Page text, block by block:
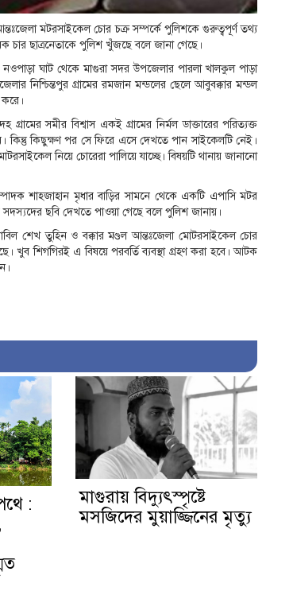
মটরসাইকেল চোর চক্র সম্পর্কে পুলিশকে গুরুত্বপূর্ণ তথ্য
চার ছাত্রনেতাকে পুলিশ খুঁজছে বলে জানা গেছে।
ঘাট থেকে মাগুরা সদর উপজেলার পারলা খালকুল পাড়া
নিশ্চিন্তপুর গ্রামের রমজান মন্ডলের ছেলে আবুবক্কার মন্ডল
সমীর বিশ্বাস একই গ্রামের নির্মল ডাক্তারের পরিত্যক্ত
কিন্তু কিছুক্ষণ পর সে ফিরে এসে দেখতে পান সাইকেলটি নেই।
নিয়ে চোরেরা পালিয়ে যাচ্ছে। বিষয়টি থানায় জানানো
শাহজাহান মৃধার বাড়ির সামনে থেকে একটি এপাসি মটর
ছবি দেখতে পাওয়া গেছে বলে পুলিশ জানায়।
শেখ তুহিন ও বক্কার মণ্ডল আন্তঃজেলা মোটরসাইকেল চোর
খুব শিগগিরই এ বিষয়ে পরবর্তি ব্যবস্থা গ্রহণ করা হবে। আটক
:
মাগুরায় বিদ্যুৎস্পৃষ্টে
মসজিদের মুয়াজ্জিনের মৃত্যু